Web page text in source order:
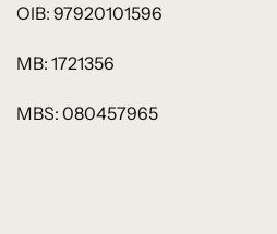
OIB: 97920101596
MB: 1721356
MBS: 080457965